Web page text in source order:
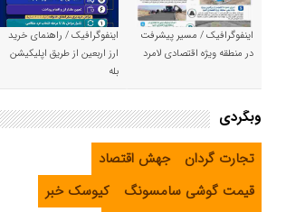
اینفوگرافیک / مسیر پیشرفت
در منطقه ویژه اقتصادی لامرد
اینفوگرافیک / راهنمای خرید
ارز اربعین از طریق اپلیکیشن
بله
وبگردی
تجارت گردان
جهش اقتصاد
قیمت گوشی سامسونگ
کیوسک خبر